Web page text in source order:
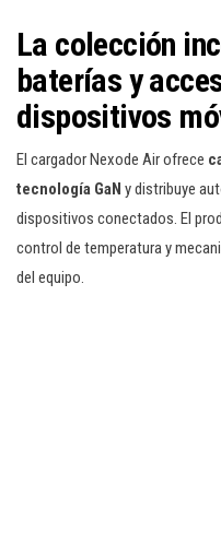
La colección
baterías y
dispositivos
El cargador Nexode Air ofrece
tecnología GaN y distribuye
dispositivos conectados. El
control de temperatura y
del equipo.